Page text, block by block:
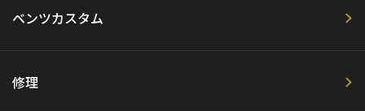
ベンツカスタム
修理